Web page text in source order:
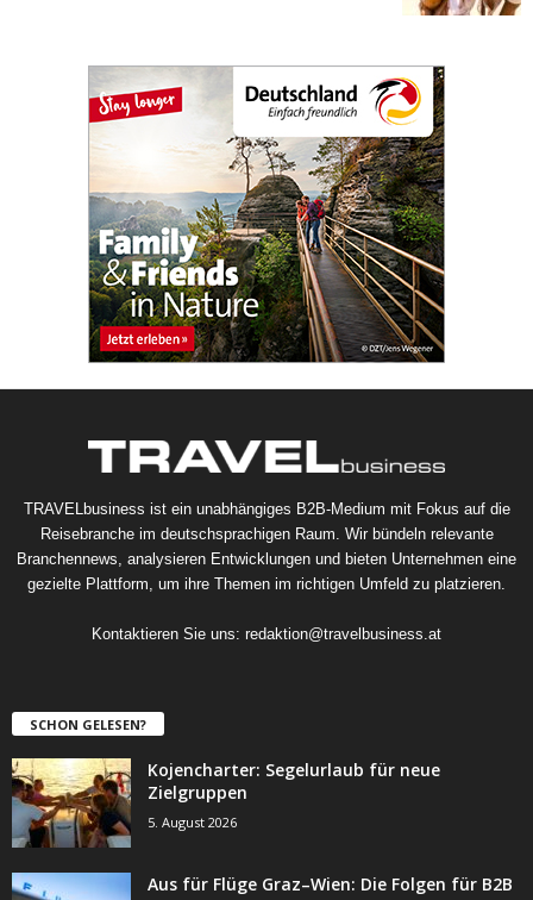
TRAVELbusiness ist ein unabhängiges B2B-Medium mit Fokus auf die
Reisebranche im deutschsprachigen Raum. Wir bündeln relevante
Branchennews, analysieren Entwicklungen und bieten Unternehmen eine
gezielte Plattform, um ihre Themen im richtigen Umfeld zu platzieren.
Kontaktieren Sie uns: redaktion@travelbusiness.at
SCHON GELESEN?
Kojencharter: Segelurlaub für neue
Zielgruppen
5. August 2026
Aus für Flüge Graz–Wien: Die Folgen für B2B